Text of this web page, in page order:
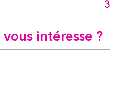
3
vous intéresse ?